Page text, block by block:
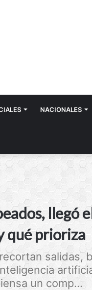
NACIONALES
llegó
qué prioriza
salidas,
un comp...